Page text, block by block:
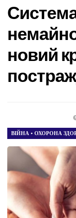
новий
ВІЙНА • ОХОРОНА